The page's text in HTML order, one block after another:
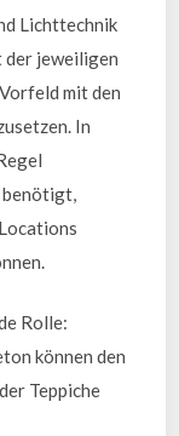
Lichttechnik
der jeweiligen
mit den
In
Rolle:
können den
Teppiche